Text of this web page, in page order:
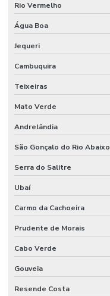
Rio Vermelho
Água Boa
Jequeri
Cambuquira
Teixeiras
Mato Verde
Andrelândia
São Gonçalo do Rio Abaixo
Serra do Salitre
Ubaí
Carmo da Cachoeira
Prudente de Morais
Cabo Verde
Gouveia
Resende Costa